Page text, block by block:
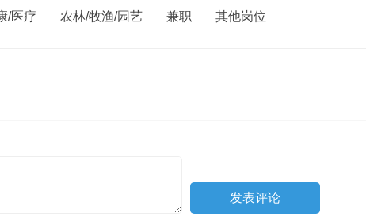
/医疗 农林/牧渔/园艺 兼职 其他岗位